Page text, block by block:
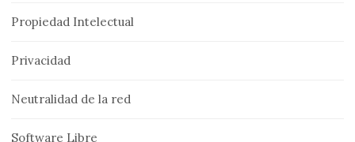
Propiedad Intelectual
Privacidad
Neutralidad de la red
Software Libre